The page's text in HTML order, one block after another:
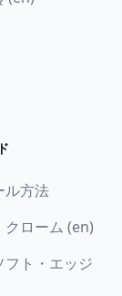
ル方法
クローム (en)
フト・エッジ